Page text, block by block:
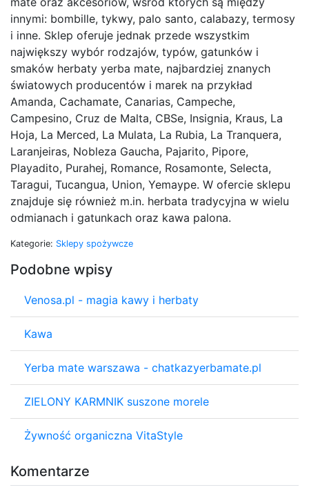
innymi: bombille, tykwy, palo santo, calabazy, termosy
i inne. Sklep oferuje jednak przede wszystkim
największy wybór rodzajów, typów, gatunków i
smaków herbaty yerba mate, najbardziej znanych
światowych producentów i marek na przykład
Amanda, Cachamate, Canarias, Campeche,
Campesino, Cruz de Malta, CBSe, Insignia, Kraus, La
Hoja, La Merced, La Mulata, La Rubia, La Tranquera,
Laranjeiras, Nobleza Gaucha, Pajarito, Pipore,
Playadito, Purahej, Romance, Rosamonte, Selecta,
Taragui, Tucangua, Union, Yemaype. W ofercie sklepu
znajduje się również m.in. herbata tradycyjna w wielu
odmianach i gatunkach oraz kawa palona.
Kategorie: Sklepy spożywcze
Podobne wpisy
Venosa.pl - magia kawy i herbaty
Kawa
Yerba mate warszawa - chatkazyerbamate.pl
ZIELONY KARMNIK suszone morele
Żywność organiczna VitaStyle
Komentarze